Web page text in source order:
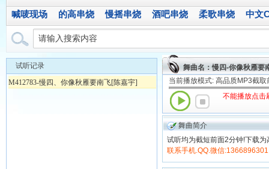
喊唛现场 的高串烧 慢摇串烧 酒吧串烧 柔歌串烧 中文
试听记录
M412783-慢四、你像秋雁要南飞[陈嘉宇]
舞曲名：慢四-你像秋雁要
当前播放模式: 高品质MP3截
不能播放点击
舞曲简介
试听均为截短前面2分钟!下载
联系手机.QQ.微信